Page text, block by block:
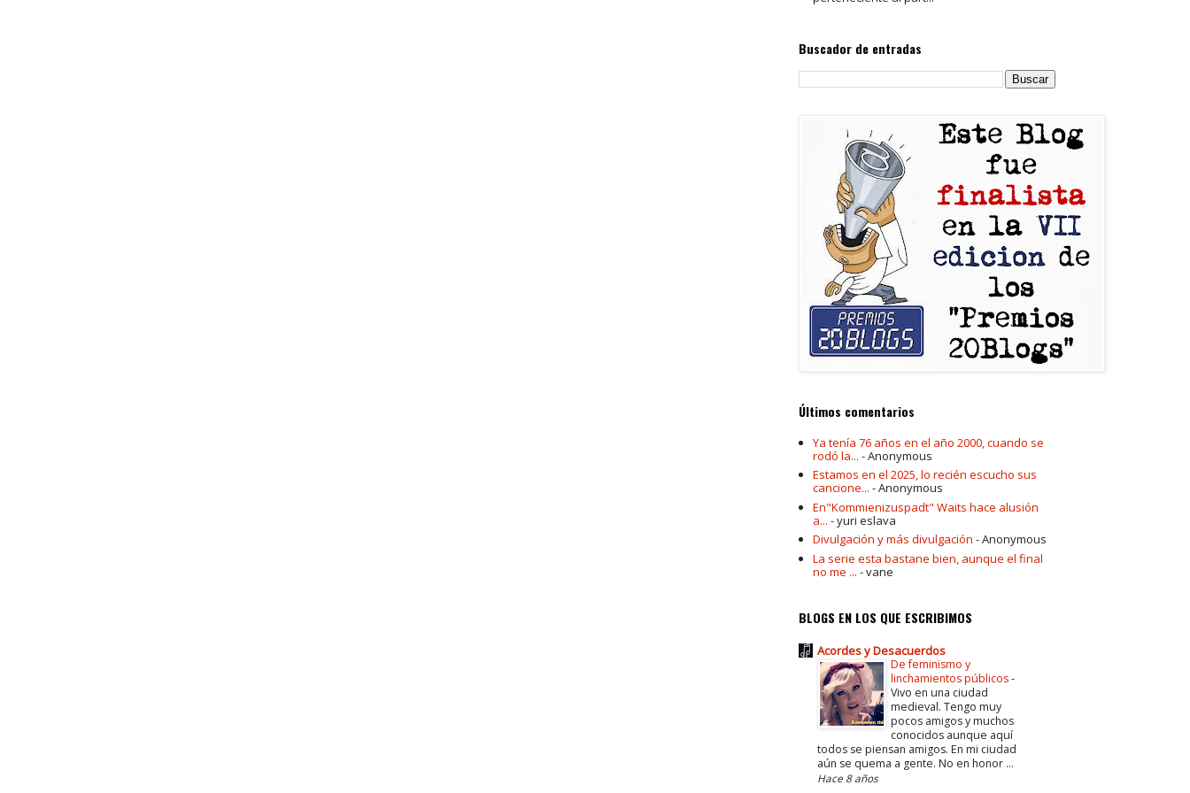
Buscador de entradas
Últimos comentarios
Ya tenía 76 años en el año 2000, cuando se
rodó la... - Anonymous
Estamos en el 2025, lo recién escucho sus
cancione... - Anonymous
En"Kommienizuspadt" Waits hace alusión
a... - yuri eslava
Divulgación y más divulgación - Anonymous
La serie esta bastane bien, aunque el final
no me ... - vane
BLOGS EN LOS QUE ESCRIBIMOS
Acordes y Desacuerdos
De feminismo y
linchamientos públicos-
Vivo en una ciudad
medieval. Tengo muy
pocos amigos y muchos
conocidos aunque aquí
todos se piensan amigos. En mi ciudad
aún se quema a gente. No en honor ...
Hace 8 años